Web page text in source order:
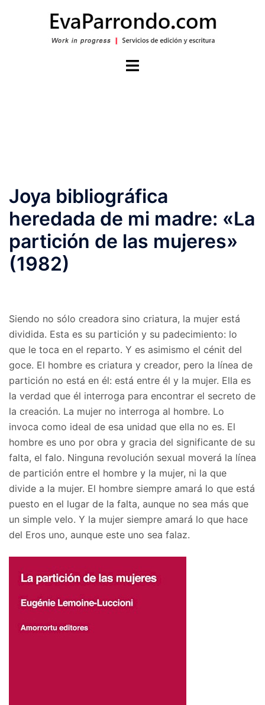
Alternar
Joya bibliográfica
heredada de mi madre: «La
partición de las mujeres»
(1982)
Siendo no sólo creadora sino criatura, la mujer está
dividida. Esta es su partición y su padecimiento: lo
que le toca en el reparto. Y es asimismo el cénit del
goce. El hombre es criatura y creador, pero la línea de
partición no está en él: está entre él y la mujer. Ella es
la verdad que él interroga para encontrar el secreto de
la creación. La mujer no interroga al hombre. Lo
invoca como ideal de esa unidad que ella no es. El
hombre es uno por obra y gracia del significante de su
falta, el falo. Ninguna revolución sexual moverá la línea
de partición entre el hombre y la mujer, ni la que
divide a la mujer. El hombre siempre amará lo que está
puesto en el lugar de la falta, aunque no sea más que
un simple velo. Y la mujer siempre amará lo que hace
del Eros uno, aunque este uno sea falaz.